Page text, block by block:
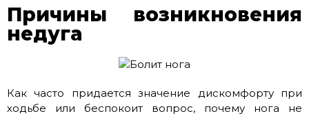
Причины возникновения
недуга
Как часто придается значение дискомфорту при
ходьбе или беспокоит вопрос, почему нога не